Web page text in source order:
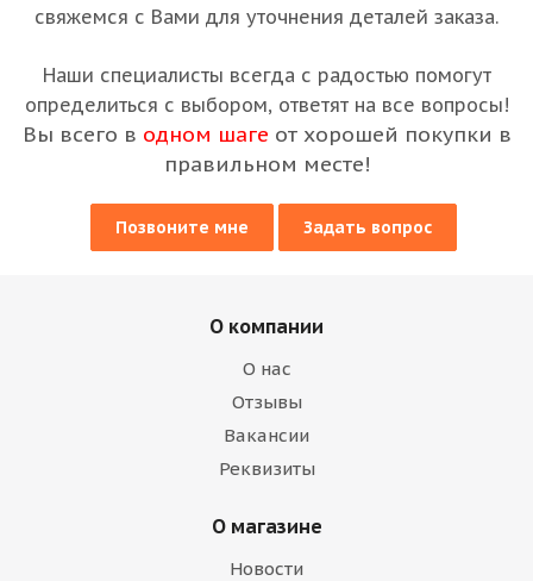
свяжемся с Вами для уточнения деталей заказа.
Наши специалисты всегда с радостью помогут
определиться с выбором, ответят на все вопросы!
Вы всего в одном шаге от хорошей покупки в
правильном месте!
Позвоните мне Задать вопрос
О компании
О нас
Отзывы
Вакансии
Реквизиты
О магазине
Новости